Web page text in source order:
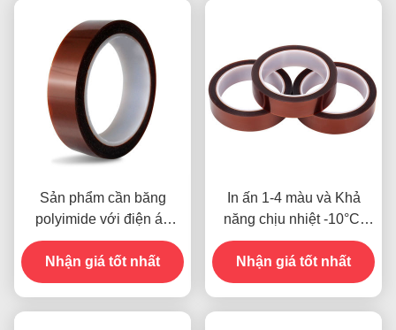
Sản phẩm cần băng
polyimide với điện áp
kháng 1000V
Nhận giá tốt nhất
In ấn 1-4 màu và Khả
năng chịu nhiệt -10°C-
80°C Phương thức thanh
toán thẻ tín dụng cho các
mẫu trước đây
Nhận giá tốt nhất